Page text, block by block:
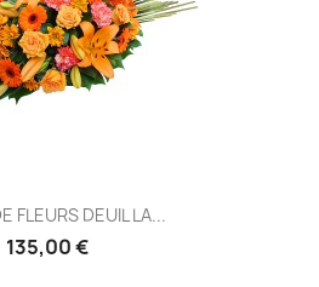
FLEURS DEUIL LA...
135,00 €